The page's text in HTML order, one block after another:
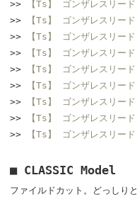
>>
【Ts】 ゴンザレスリ
>>
【Ts】 ゴンザレスリ
>>
【Ts】 ゴンザレスリ
>>
【Ts】 ゴンザレスリ
>>
【Ts】 ゴンザレスリ
>>
【Ts】 ゴンザレスリ
>>
【Ts】 ゴンザレスリ
>>
【Ts】 ゴンザレスリ
>>
【Ts】 ゴンザレスリ
■ CLASSIC Model
ファイルドカット。どっしり